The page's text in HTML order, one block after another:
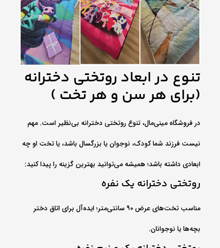
تنوع در ابعاد روتختی دخترانه
(برای هر سن و هر تخت )
در فروشگاه مینی‌مال، تنوع روتختی دخترانه بی‌نظیر است. مهم
نیست فرزند شما کودک، نوجوان یا بزرگسال باشد، یا تخت او چه
ابعادی داشته باشد؛ همیشه می‌توانید بهترین گزینه را پیدا کنید:
روتختی دخترانه یک نفره
مناسب تخت‌های عرض ۹۰ سانتی‌متر؛ ایده‌آل برای اتاق دختر
بچه‌ها یا نوجوانان.